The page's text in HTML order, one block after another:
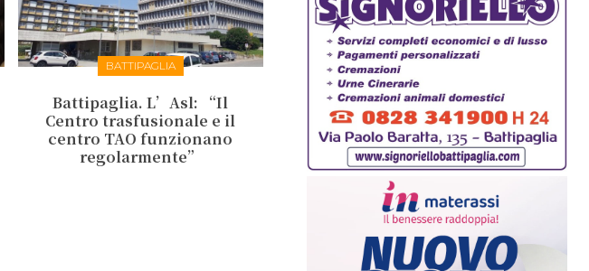
BATTIPAGLIA
Battipaglia. L’Asl: “Il
Centro trasfusionale e il
centro TAO funzionano
regolarmente”